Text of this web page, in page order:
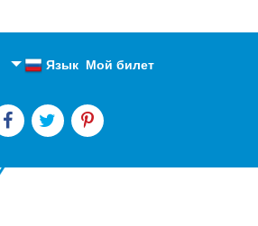
Мой билет
Язык
Английский